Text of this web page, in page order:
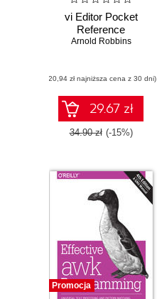
vi Editor Pocket
Reference
Arnold Robbins
(20,94 zł najniższa cena z 30 dni)
29.67 zł
34.90 zł (-15%)
Promocja